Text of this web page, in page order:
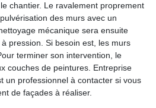
chantier. Le ravalement proprement
des murs avec un
mécanique sera ensuite
pression. Si besoin est, les murs
terminer son intervention, le
couches de peintures. Entreprise
un professionnel à contacter si vous
de façades à réaliser.